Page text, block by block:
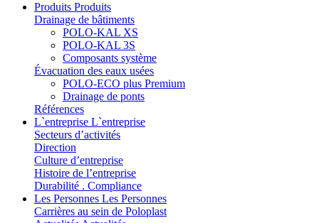
Produits Produits
Drainage de bâtiments
POLO-KAL XS
POLO-KAL 3S
Composants système
Évacuation des eaux usées
POLO-ECO plus Premium
Drainage de ponts
Références
L`entreprise L`entreprise
Secteurs d’activités
Direction
Culture d’entreprise
Histoire de l’entreprise
Durabilité . Compliance
Les Personnes Les Personnes
Carrières au sein de Poloplast